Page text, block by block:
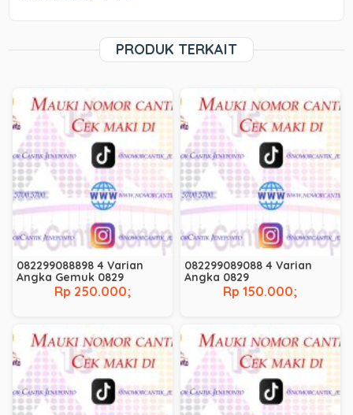
PRODUK TERKAIT
082299088898 4 Varian
Angka Gemuk 0829
Rp 250.000;
082299089088 4 Varian
Angka 0829
Rp 150.000;